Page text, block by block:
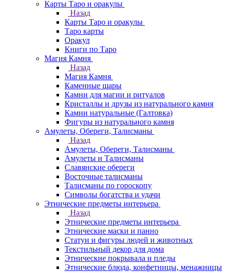
Карты Таро и оракулы
Назад
Карты Таро и оракулы
Таро карты
Оракул
Книги по Таро
Магия Камня
Назад
Магия Камня
Каменные шары
Камни для магии и ритуалов
Кристаллы и друзы из натурального камня
Камни натуральные (Галтовка)
Фигуры из натурального камня
Амулеты, Обереги, Талисманы
Назад
Амулеты, Обереги, Талисманы
Амулеты и Талисманы
Славянские обереги
Восточные талисманы
Талисманы по гороскопу
Символы богатства и удачи
Этнические предметы интерьера
Назад
Этнические предметы интерьера
Этнические маски и панно
Статуи и фигуры людей и животных
Текстильный декор для дома
Этнические покрывала и пледы
Этнические блюда, конфетницы, менажницы